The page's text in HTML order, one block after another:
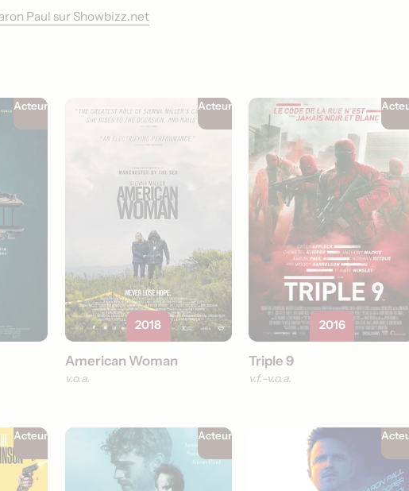
Paul sur Showbizz.net
Acteur Acteur
2018
American Woman
v.o.a.
2016
Triple 9
v.f. v.o.a.
Acteur Acteur